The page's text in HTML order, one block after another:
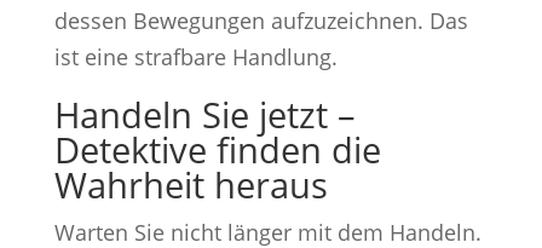
dessen Bewegungen aufzuzeichnen. Das
ist eine strafbare Handlung.
Handeln Sie jetzt –
Detektive finden die
Wahrheit heraus
Warten Sie nicht länger mit dem Handeln.